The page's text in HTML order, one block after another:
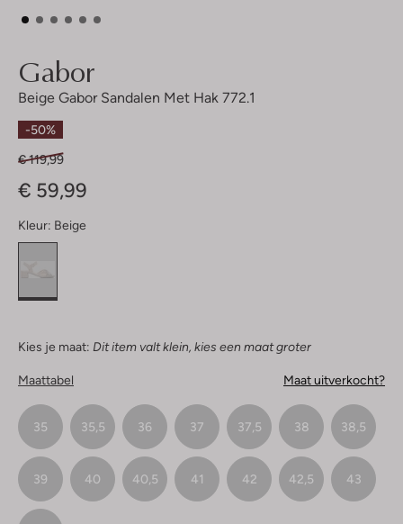
Gabor
Beige Gabor Sandalen Met Hak 772.1
-50%
€ 119,99
€ 59,99
Kleur: Beige
Kies je maat: Dit item valt klein, kies een maat groter
Maattabel Maat uitverkocht?
35 35,5 36 37 37,5 38 38,5
39 40 40,5 41 42 42,5 43